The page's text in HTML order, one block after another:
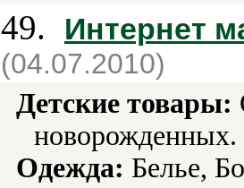
49. Интернет
(04.07.2010)
Детские товары:
новорожденных.
Одежда: Белье,